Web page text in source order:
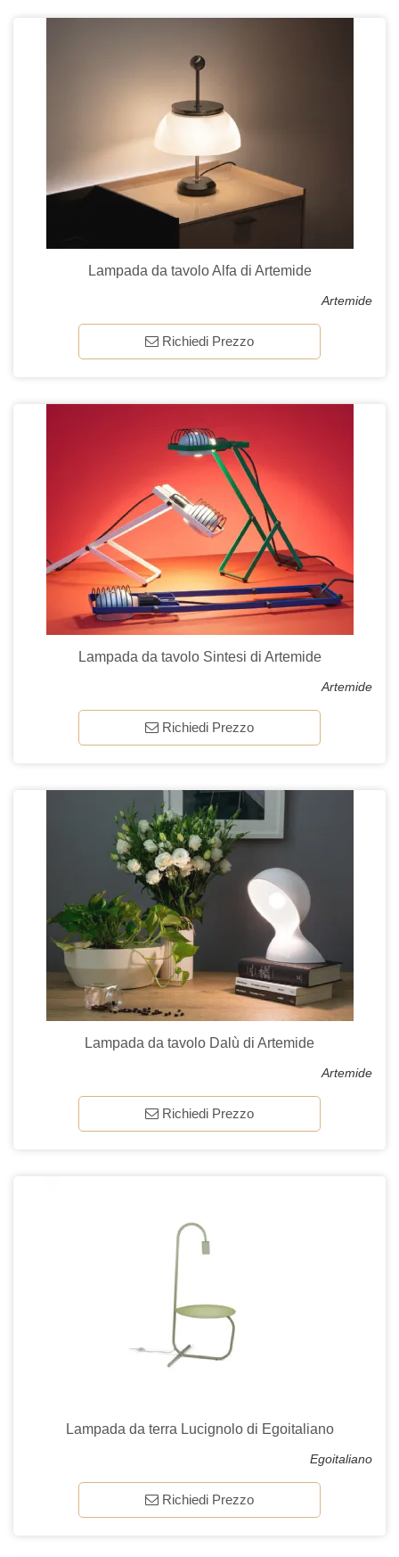
Lampada da tavolo Alfa di Artemide
Artemide
Richiedi Prezzo
Lampada da tavolo Sintesi di Artemide
Artemide
Richiedi Prezzo
Lampada da tavolo Dalù di Artemide
Artemide
Richiedi Prezzo
Lampada da terra Lucignolo di Egoitaliano
Egoitaliano
Richiedi Prezzo